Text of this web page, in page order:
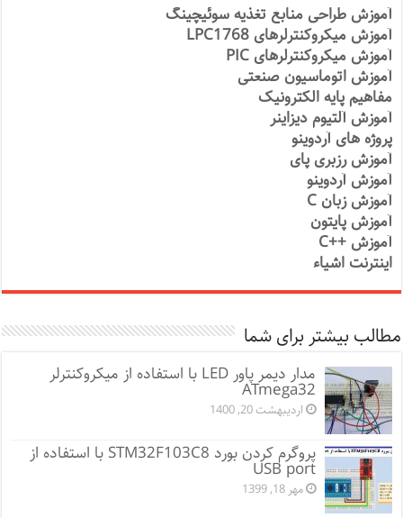
آموزش طراحی منابع تغذیه سوئیچینگ
آموزش میکروکنترلرهای LPC1768
آموزش میکروکنترلرهای PIC
آموزش اتوماسیون صنعتی
مفاهیم پایه الکترونیک
آموزش آلتیوم دیزاینر
پروژه های آردوینو
آموزش رزبری پای
آموزش آردوینو
آموزش زبان C
آموزش پایتون
آموزش ++C
اینترنت اشیاء
مطالب بیشتر برای شما
مدار دیمر پاور LED با استفاده از میکروکنترلر
ATmega32
اردیبهشت 20, 1400
پروگرم کردن بورد STM32F103C8 با استفاده از
USB port
مهر 18, 1399